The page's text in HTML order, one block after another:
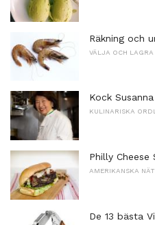
Räkning och
VÄLJA OCH LAGRA
Kock
KULINARISKA
Philly Cheese
AMERIKANSKA NÄT
De 13 bästa